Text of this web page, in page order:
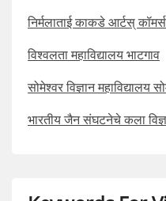
निर्मलाताई काकडे आर्टस्
विश्वलता महाविद्यालय भाटगाव
सोमेश्वर विज्ञान महाविद्यालय
भारतीय जैन संघटनेचे कला